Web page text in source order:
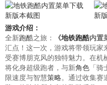
游戏介绍：
全新跑酷之旅： 《地铁跑酷内置
汇点！这一次，游戏将带领玩
受赛博朋克风的独特魅力。在
将化身超级跑者，与新角色 「
限速度与智慧策略。通过收集赛